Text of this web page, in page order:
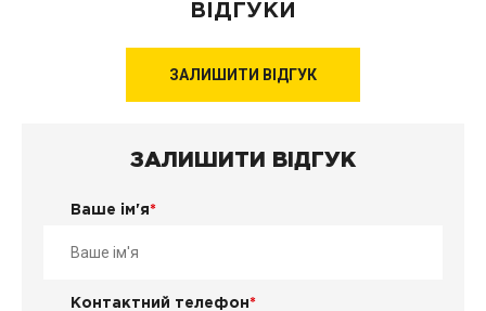
ВІДГУКИ
ЗАЛИШИТИ ВІДГУК
ЗАЛИШИТИ ВІДГУК
Ваше ім'я*
Контактний телефон*